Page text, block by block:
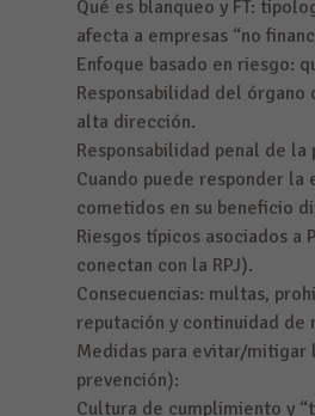
Qué es blanqueo y FT:
afecta a empresas “no
Enfoque basado en riesgo:
Responsabilidad del órgano
alta dirección.
Responsabilidad penal de la
Cuando puede responder la
cometidos en su beneficio
Riesgos típicos asociados a
conectan con la RPJ).
Consecuencias: multas,
reputación y continuidad de
Medidas para evitar/mitigar
prevención):
Cultura de cumplimiento y